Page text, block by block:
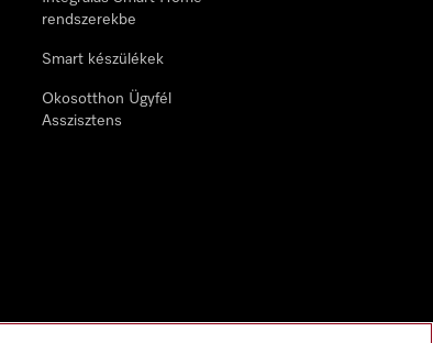
rendszerekbe
Smart készülékek
Okosotthon Ügyfél
Asszisztens